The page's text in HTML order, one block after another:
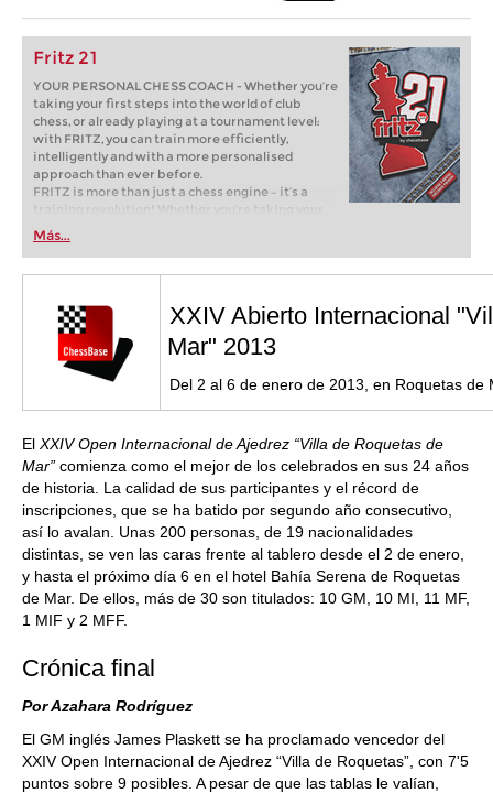
Fritz 21
YOUR PERSONAL CHESS COACH - Whether you’re
taking your first steps into the world of club
chess, or already playing at a tournament level:
with FRITZ, you can train more efficiently,
intelligently and with a more personalised
approach than ever before.
FRITZ is more than just a chess engine – it’s a
training revolution! Whether you’re taking your
first steps into the world of club chess, or already
playing at a tournament level: with FRITZ, you can
train more efficiently, intelligently and with a
more personalised approach than ever before.
Más...
XXIV Abierto Internacional
Mar" 2013
Del 2 al 6 de enero de 2013, en Roquetas de
El XXIV Open Internacional de Ajedrez “Villa de Roquetas de
Mar” comienza como el mejor de los celebrados en sus 24 años
de historia. La calidad de sus participantes y el récord de
inscripciones, que se ha batido por segundo año consecutivo,
así lo avalan. Unas 200 personas, de 19 nacionalidades
distintas, se ven las caras frente al tablero desde el 2 de enero,
y hasta el próximo día 6 en el hotel Bahía Serena de Roquetas
de Mar. De ellos, más de 30 son titulados: 10 GM, 10 MI, 11 MF,
1 MIF y 2 MFF.
Crónica final
Por Azahara Rodríguez
El GM inglés James Plaskett se ha proclamado vencedor del
XXIV Open Internacional de Ajedrez “Villa de Roquetas”, con 7'5
puntos sobre 9 posibles. A pesar de que las tablas le valían,